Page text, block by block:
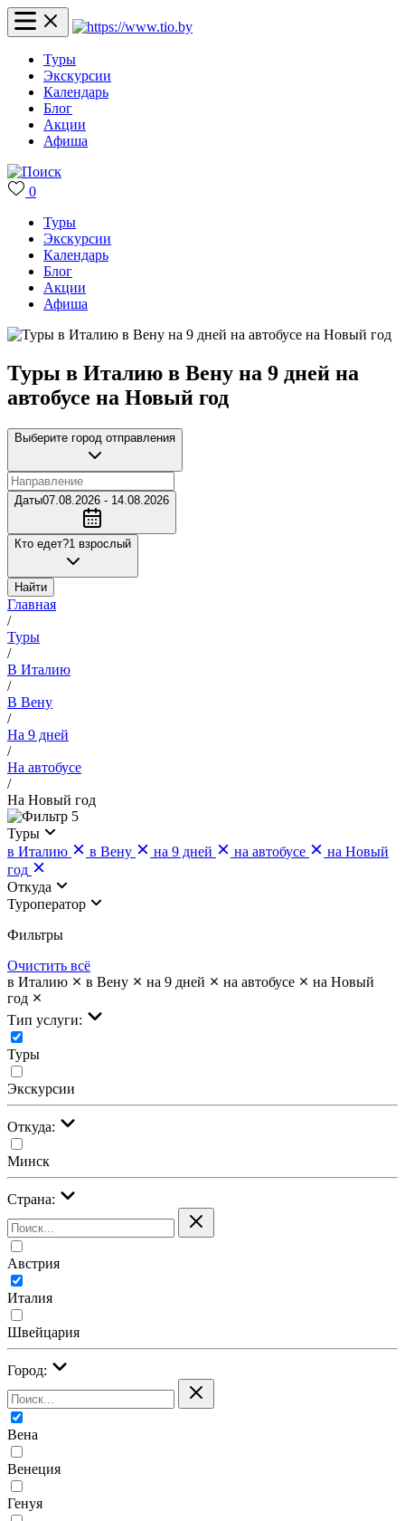
Туры
Экскурсии
Календарь
Блог
Акции
Афиша
0
Туры
Экскурсии
Календарь
Блог
Акции
Афиша
Туры в Италию в Вену на 9 дней на
автобусе на Новый год
Выберите город отправления
Даты07.08.2026 - 14.08.2026
Кто едет?1 взрослый
Найти
Главная
/
Туры
/
В Италию
/
В Вену
/
На 9 дней
/
На автобусе
/
На Новый год
5
Туры
в Италию
в Вену на 9 дней на автобусе
на Новый
год
Откуда
Туроператор
Фильтры
Очистить всё
в Италию
в Вену на 9 дней на автобусе
на Новый
год
Тип услуги:
Туры
Экскурсии
Откуда:
Минск
Страна:
Австрия
Италия
Швейцария
Город:
Вена
Венеция
Генуя